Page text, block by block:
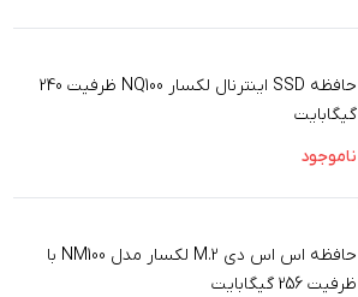
حافظه SSD اینترنال لکسار NQ100 ظرفیت 240
گیگابایت
ناموجود
حافظه اس اس دی M.2 لکسار مدل NM100 با
ظرفیت 256 گیگابایت